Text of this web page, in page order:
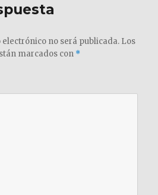
no será publicada. Los
marcados con *